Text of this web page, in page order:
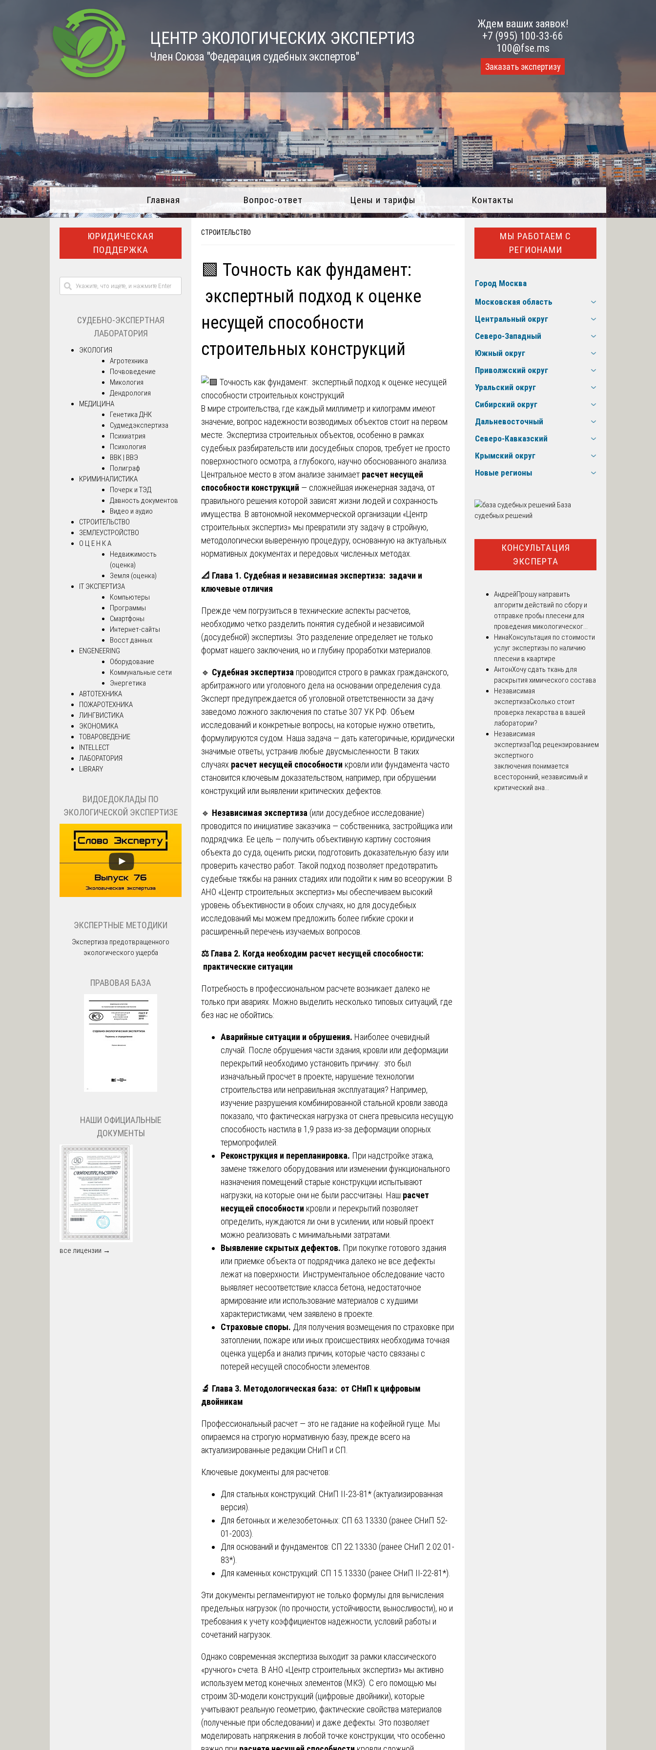
ЦЕНТР ЭКОЛОГИЧЕСКИХ ЭКСПЕРТИЗ
Член Союза "Федерация судебных экспертов"
Ждем ваших заявок!
+7 (995) 100-33-66
100@fse.ms
Заказать экспертизу
Главная Вопрос-ответ Цены и тарифы Контакты
СТРОИТЕЛЬСТВО
🟩 Точность как фундамент:
экспертный подход к оценке
несущей способности
строительных конструкций
В мире строительства, где каждый миллиметр и килограмм имеют
значение, вопрос надежности возводимых объектов стоит на первом
месте. Экспертиза строительных объектов, особенно в рамках
судебных разбирательств или досудебных споров, требует не просто
поверхностного осмотра, а глубокого, научно обоснованного анализа.
Центральное место в этом анализе занимает расчет несущей
способности конструкций — сложнейшая инженерная задача, от
правильного решения которой зависят жизни людей и сохранность
имущества. В автономной некоммерческой организации «Центр
строительных экспертиз» мы превратили эту задачу в стройную,
методологически выверенную процедуру, основанную на актуальных
нормативных документах и передовых численных методах.
📐 Глава 1. Судебная и независимая экспертиза: задачи и
ключевые отличия
Прежде чем погрузиться в технические аспекты расчетов,
необходимо четко разделить понятия судебной и независимой
(досудебной) экспертизы. Это разделение определяет не только
формат нашего заключения, но и глубину проработки материалов.
🔹 Судебная экспертиза проводится строго в рамках гражданского,
арбитражного или уголовного дела на основании определения суда.
Эксперт предупреждается об уголовной ответственности за дачу
заведомо ложного заключения по статье 307 УК РФ. Объем
исследований и конкретные вопросы, на которые нужно ответить,
формулируются судом. Наша задача — дать категоричные, юридически
значимые ответы, устранив любые двусмысленности. В таких
случаях расчет несущей способности кровли или фундамента часто
становится ключевым доказательством, например, при обрушении
конструкций или выявлении критических дефектов.
🔹 Независимая экспертиза (или досудебное исследование)
проводится по инициативе заказчика — собственника, застройщика или
подрядчика. Ее цель — получить объективную картину состояния
объекта до суда, оценить риски, подготовить доказательную базу или
проверить качество работ. Такой подход позволяет предотвратить
судебные тяжбы на ранних стадиях или подойти к ним во всеоружии. В
АНО «Центр строительных экспертиз» мы обеспечиваем высокий
уровень объективности в обоих случаях, но для досудебных
исследований мы можем предложить более гибкие сроки и
расширенный перечень изучаемых вопросов.
⚖️ Глава 2. Когда необходим расчет несущей способности:
практические ситуации
Потребность в профессиональном расчете возникает далеко не
только при авариях. Можно выделить несколько типовых ситуаций, где
без нас не обойтись:
Аварийные ситуации и обрушения. Наиболее очевидный
случай. После обрушения части здания, кровли или деформации
перекрытий необходимо установить причину: это был
изначальный просчет в проекте, нарушение технологии
строительства или неправильная эксплуатация? Например,
изучение разрушения комбинированной стальной кровли завода
показало, что фактическая нагрузка от снега превысила несущую
способность настила в 1,9 раза из-за деформации опорных
термопрофилей.
Реконструкция и перепланировка. При надстройке этажа,
замене тяжелого оборудования или изменении функционального
назначения помещений старые конструкции испытывают
нагрузки, на которые они не были рассчитаны. Наш расчет
несущей способности кровли и перекрытий позволяет
определить, нуждаются ли они в усилении, или новый проект
можно реализовать с минимальными затратами.
Выявление скрытых дефектов. При покупке готового здания
или приемке объекта от подрядчика далеко не все дефекты
лежат на поверхности. Инструментальное обследование часто
выявляет несоответствие класса бетона, недостаточное
армирование или использование материалов с худшими
характеристиками, чем заявлено в проекте.
Страховые споры. Для получения возмещения по страховке при
затоплении, пожаре или иных происшествиях необходима точная
оценка ущерба и анализ причин, которые часто связаны с
потерей несущей способности элементов.
🔬 Глава 3. Методологическая база: от СНиП к цифровым
двойникам
Профессиональный расчет — это не гадание на кофейной гуще. Мы
опираемся на строгую нормативную базу, прежде всего на
актуализированные редакции СНиП и СП.
Ключевые документы для расчетов:
Для стальных конструкций: СНиП II-23-81* (актуализированная
версия).
Для бетонных и железобетонных: СП 63.13330 (ранее СНиП 52-
01-2003).
Для оснований и фундаментов: СП 22.13330 (ранее СНиП 2.02.01-
83*).
Для каменных конструкций: СП 15.13330 (ранее СНиП II-22-81*).
Эти документы регламентируют не только формулы для вычисления
предельных нагрузок (по прочности, устойчивости, выносливости), но и
требования к учету коэффициентов надежности, условий работы и
сочетаний нагрузок.
Однако современная экспертиза выходит за рамки классического
«ручного» счета. В АНО «Центр строительных экспертиз» мы активно
используем метод конечных элементов (МКЭ). С его помощью мы
строим 3D-модели конструкций (цифровые двойники), которые
учитывают реальную геометрию, фактические свойства материалов
(полученные при обследовании) и даже дефекты. Это позволяет
моделировать напряжения в любой точке конструкции, что особенно
ЮРИДИЧЕСКАЯ
ПОДДЕРЖКА
СУДЕБНО-ЭКСПЕРТНАЯ
ЛАБОРАТОРИЯ
ЭКОЛОГИЯ
Агротехника
Почвоведение
Микология
Дендрология
МЕДИЦИНА
Генетика ДНК
Судмедэкспертиза
Психиатрия
Психология
ВВК | ВВЭ
Полиграф
КРИМИНАЛИСТИКА
Почерк и ТЭД
Давность документов
Видео и аудио
СТРОИТЕЛЬСТВО
ЗЕМЛЕУСТРОЙСТВО
О Ц Е Н К А
Недвижимость
(оценка)
Земля (оценка)
IT ЭКСПЕРТИЗА
Компьютеры
Программы
Смартфоны
Интернет-сайты
Восст.данных
ENGENEERING
Оборудование
Коммунальные сети
Энергетика
АВТОТЕХНИКА
ПОЖАРОТЕХНИКА
ЛИНГВИСТИКА
ЭКОНОМИКА
ТОВАРОВЕДЕНИЕ
INTELLECT
ЛАБОРАТОРИЯ
LIBRARY
ВИДОЕДОКЛАДЫ ПО
ЭКОЛОГИЧЕСКОЙ ЭКСПЕРТИЗЕ
ЭКСПЕРТНЫЕ МЕТОДИКИ
Экспертиза предотвращенного
экологического ущерба
ПРАВОВАЯ БАЗА
НАШИ ОФИЦИАЛЬНЫЕ
ДОКУМЕНТЫ
все лицензии →
МЫ РАБОТАЕМ С
РЕГИОНАМИ
Город Москва
Московская область
Центральный округ
Северо-Западный
Южный округ
Приволжский округ
Уральский округ
Сибирский округ
Дальневосточный
Северо-Кавказский
Крымский округ
Новые регионы
База
судебных решений
КОНСУЛЬТАЦИЯ
ЭКСПЕРТА
АндрейПрошу направить
алгоритм действий по сбору и
отправке пробы плесени для
проведения микологическог...
НинаКонсультация по стоимости
услуг экспертизы по наличию
плесени в квартире
АнтонХочу сдать ткань для
раскрытия химического состава
Независимая
экспертизаСколько стоит
проверка лекарства в вашей
лаборатории?
Независимая
экспертизаПод рецензированием
экспертного
заключения понимается
всесторонний, независимый и
критический ана...